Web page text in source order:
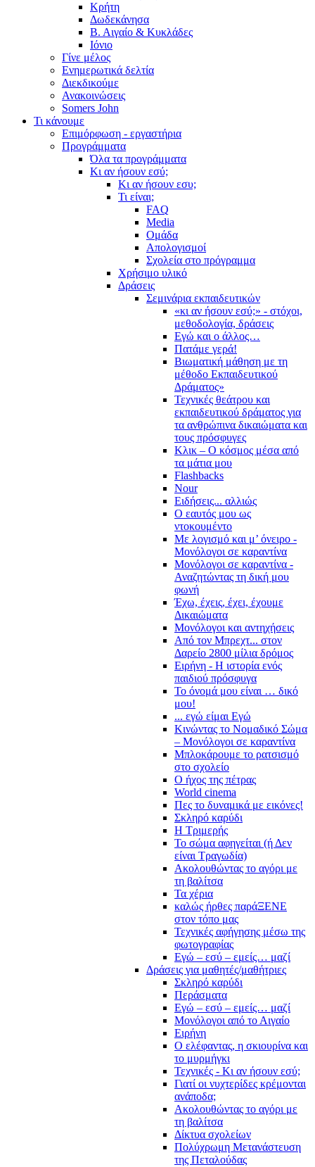
Κρήτη
Δωδεκάνησα
Β. Αιγαίο & Κυκλάδες
Ιόνιο
Γίνε μέλος
Ενημερωτικά δελτία
Διεκδικούμε
Ανακοινώσεις
Somers John
Τι κάνουμε
Επιμόρφωση - εργαστήρια
Προγράμματα
Όλα τα προγράμματα
Κι αν ήσουν εσύ;
Κι αν ήσουν εσυ;
Τι είναι;
FAQ
Media
Ομάδα
Απολογισμοί
Σχολεία στο πρόγραμμα
Χρήσιμο υλικό
Δράσεις
Σεμινάρια εκπαιδευτικών
«κι αν ήσουν εσύ;» - στόχοι,
μεθοδολογία, δράσεις
Εγώ και ο άλλος…
Πατάμε γερά!
Βιωματική μάθηση με τη
μέθοδο Εκπαιδευτικού
Δράματος»
Τεχνικές θεάτρου και
εκπαιδευτικού δράματος για
τα ανθρώπινα δικαιώματα και
τους πρόσφυγες
Κλικ – Ο κόσμος μέσα από
τα μάτια μου
Flashbacks
Nour
Ειδήσεις... αλλιώς
Ο εαυτός μου ως
ντοκουμέντο
Με λογισμό και μ’ όνειρο -
Μονόλογοι σε καραντίνα
Μονόλογοι σε καραντίνα -
Αναζητώντας τη δική μου
φωνή
Έχω, έχεις, έχει, έχουμε
Δικαιώματα
Μονόλογοι και αντηχήσεις
Από τον Μπρεχτ... στον
Δαρείο 2800 μίλια δρόμος
Ειρήνη - Η ιστορία ενός
παιδιού πρόσφυγα
Το όνομά μου είναι … δικό
μου!
... εγώ είμαι Εγώ
Κινώντας το Νομαδικό Σώμα
– Μονόλογοι σε καραντίνα
Μπλοκάρουμε το ρατσισμό
στο σχολείο
Ο ήχος της πέτρας
World cinema
Πες το δυναμικά με εικόνες!
Σκληρό καρύδι
Η Τριμερής
Το σώμα αφηγείται (ή Δεν
είναι Τραγωδία)
Ακολουθώντας το αγόρι με
τη βαλίτσα
Τα χέρια
καλώς ήρθες παράΞΕΝΕ
στον τόπο μας
Τεχνικές αφήγησης μέσω της
φωτογραφίας
Εγώ – εσύ – εμείς… μαζί
Δράσεις για μαθητές/μαθήτριες
Σκληρό καρύδι
Περάσματα
Εγώ – εσύ – εμείς… μαζί
Μονόλογοι από το Αιγαίο
Ειρήνη
Ο ελέφαντας, η σκιουρίνα και
το μυρμήγκι
Τεχνικές - Κι αν ήσουν εσύ;
Γιατί οι νυχτερίδες κρέμονται
ανάποδα;
Ακολουθώντας το αγόρι με
τη βαλίτσα
Δίκτυα σχολείων
Πολύχρωμη Μετανάστευση
της Πεταλούδας